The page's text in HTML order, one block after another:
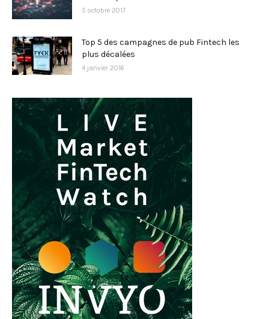
5 octobre 2017
Top 5 des campagnes de pub Fintech les
plus décalées
4 janvier 2016